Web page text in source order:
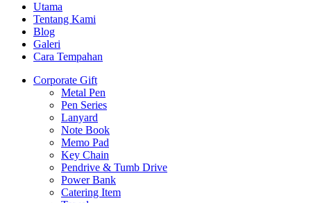
Utama
Tentang Kami
Blog
Galeri
Cara Tempahan
Corporate Gift
Metal Pen
Pen Series
Lanyard
Note Book
Memo Pad
Key Chain
Pendrive & Tumb Drive
Power Bank
Catering Item